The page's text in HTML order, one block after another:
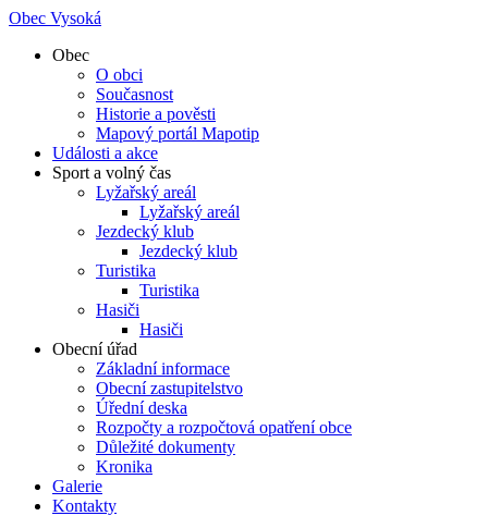
Obec Vysoká
Obec
O obci
Současnost
Historie a pověsti
Mapový portál Mapotip
Události a akce
Sport a volný čas
Lyžařský areál
Lyžařský areál
Jezdecký klub
Jezdecký klub
Turistika
Turistika
Hasiči
Hasiči
Obecní úřad
Základní informace
Obecní zastupitelstvo
Úřední deska
Rozpočty a rozpočtová opatření obce
Důležité dokumenty
Kronika
Galerie
Kontakty